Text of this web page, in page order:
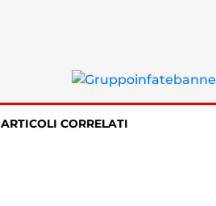
ARTICOLI CORRELATI